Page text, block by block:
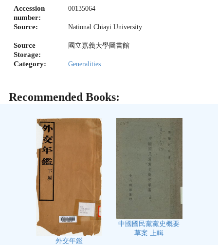
Accession
number:
00135064
Source: National Chiayi University
Source
Storage:
國立嘉義大學圖書館
Category: Generalities
Recommended Books:
外交年鑑
中國國民黨黨史概要
草案 上輯